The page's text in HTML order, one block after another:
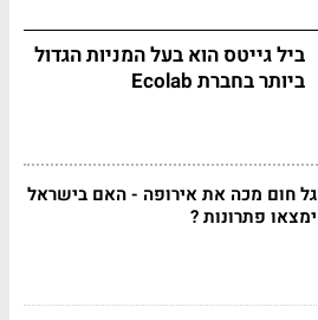
ביל גייטס הוא בעל המניות הגדול
ביותר בחברת Ecolab
גל חום מכה את אירופה - האם בישראל
ימצאו פתרונות ?